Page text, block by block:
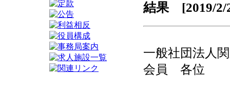
結果 [2019/2/
一般社団法人
会員 各位